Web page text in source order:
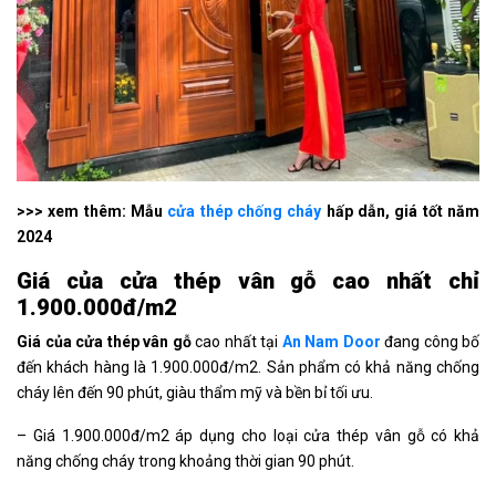
>>> xem thêm: Mẫu cửa thép chống cháy hấp dẫn, giá tốt năm
2024
Giá của cửa thép vân gỗ cao nhất chỉ
1.900.000đ/m2
Giá của cửa thép vân gỗcao nhất tại An Nam Door đang công bố
đến khách hàng là 1.900.000đ/m2. Sản phẩm có khả năng chống
cháy lên đến 90 phút, giàu thẩm mỹ và bền bỉ tối ưu.
– Giá 1.900.000đ/m2 áp dụng cho loại cửa thép vân gỗ có khả
năng chống cháy trong khoảng thời gian 90 phút.